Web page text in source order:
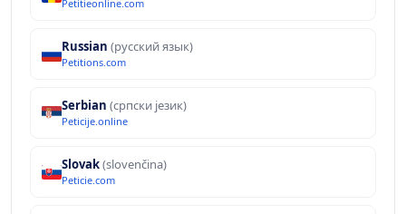
Petitieonline.com
Russian (русский язык)
Petitions.com
Serbian (српски језик)
Peticije.online
Slovak(slovenčina)
Peticie.com